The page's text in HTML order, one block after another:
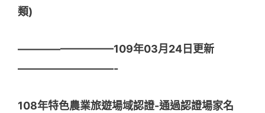
類)
—————————109年03月24日更新
—————————-
108年特色農業旅遊場域認證-通過認證場家名